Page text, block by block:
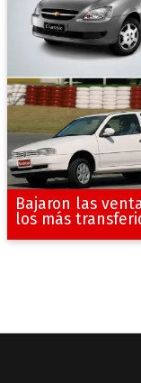
Bajaron las
los más